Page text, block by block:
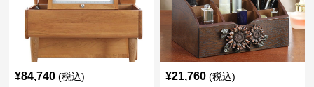
¥84,740 (税込) ¥21,760 (税込)